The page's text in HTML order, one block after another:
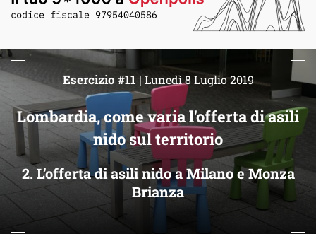
Lombardia, come varia l'offerta di asili
nido sul territorio
2. L’offerta di asili nido a Milano e Monza
Brianza
Esercizio #11 | Lunedì 8 Luglio 2019